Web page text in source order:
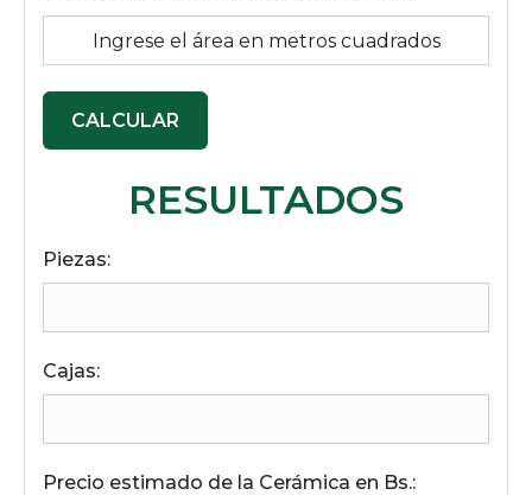
CALCULAR
RESULTADOS
Piezas:
Cajas:
Precio estimado de la Cerámica en Bs.: